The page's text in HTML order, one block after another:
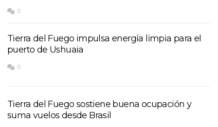
0
Tierra del Fuego impulsa energía limpia para el
puerto de Ushuaia
0
Tierra del Fuego sostiene buena ocupación y
suma vuelos desde Brasil